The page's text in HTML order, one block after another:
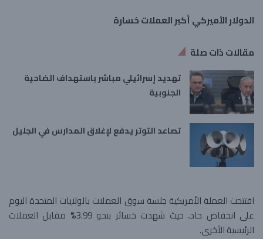
الدولار الأميركي أكبر العملات خسارة
مقالات ذات صلة
تهديد إسرائيلي مباشر باستهداف الضاحية
الجنوبية
تصاعد التوتر يدفع لإغلاق المدارس في الجليل
افتتحت العملة الأمريكية جلسة سوق العملات بالولايات المتحدة اليوم
على انخفاض حاد، حيث شهدت خسائر بنحو 3.99% مقابل العملات
الرئيسية الأخرى.